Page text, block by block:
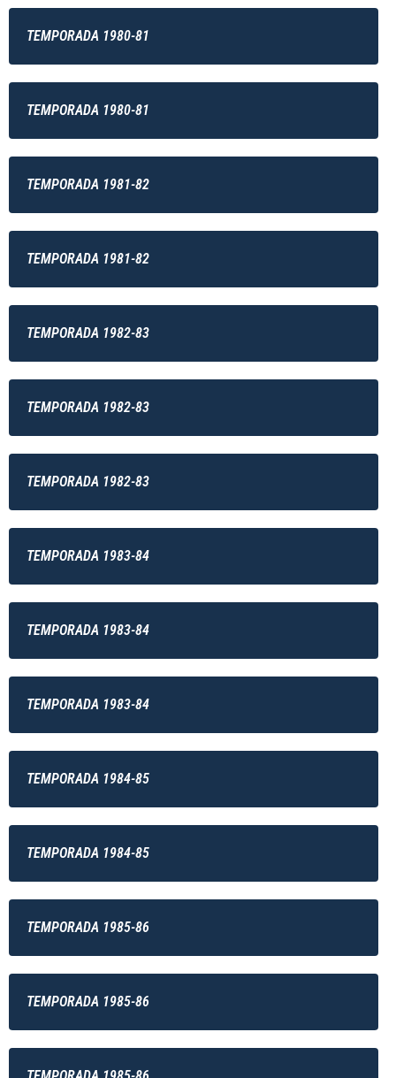
TEMPORADA 1980-81
TEMPORADA 1980-81
TEMPORADA 1981-82
TEMPORADA 1981-82
TEMPORADA 1982-83
TEMPORADA 1982-83
TEMPORADA 1982-83
TEMPORADA 1983-84
TEMPORADA 1983-84
TEMPORADA 1983-84
TEMPORADA 1984-85
TEMPORADA 1984-85
TEMPORADA 1985-86
TEMPORADA 1985-86